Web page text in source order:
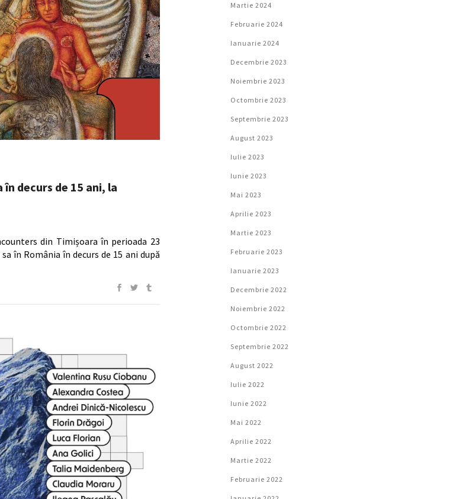
decurs de 15 ani, la
din Timișoara în perioada 23
în România în decurs de 15 ani după
Martie 2024
Februarie 2024
Ianuarie 2024
Decembrie 2023
Noiembrie 2023
Octombrie 2023
Septembrie 2023
August 2023
Iulie 2023
Iunie 2023
Mai 2023
Aprilie 2023
Martie 2023
Februarie 2023
Ianuarie 2023
Decembrie 2022
Noiembrie 2022
Octombrie 2022
Septembrie 2022
August 2022
Iulie 2022
Iunie 2022
Mai 2022
Aprilie 2022
Martie 2022
Februarie 2022